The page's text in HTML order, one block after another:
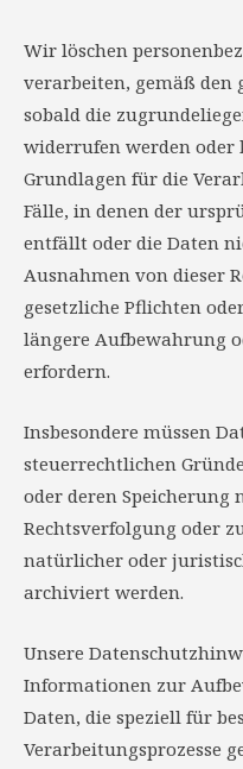
Wir löschen
verarbeiten, gemäß den
sobald die
widerrufen werden
Grundlagen für die
Fälle, in denen der
entfällt oder die Daten
Ausnahmen von dieser
gesetzliche Pflichten
längere Aufbewahrung
erfordern.
Insbesondere müssen
steuerrechtlichen
oder deren Speicherung
Rechtsverfolgung oder
natürlicher oder
archiviert werden.
Unsere
Informationen zur
Daten, die speziell für
Verarbeitungsprozesse